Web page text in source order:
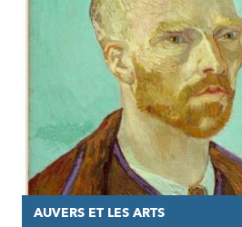
AUVERS ET LES ARTS